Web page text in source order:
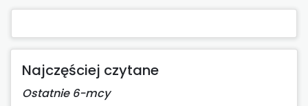
Najczęściej czytane
Ostatnie 6-mcy